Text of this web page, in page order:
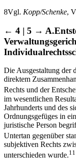
8Vgl. Kopp/Schenke,
← 4 | 5 → A.
Die Ausgestaltung der
direktem
Rechts und der
im wesentlichen
Jahrhunderts und des
Ordnungsgefüges in
juristische Person
Untertan gegenüber
subjektiven Rechts
unterschieden wurde.11